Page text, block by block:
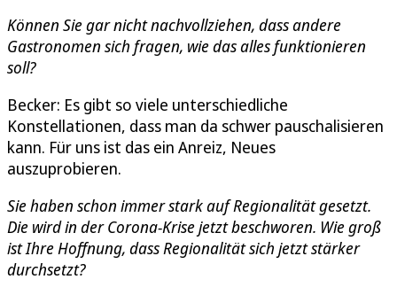
Können Sie gar nicht nachvollziehen, dass andere
Gastronomen sich fragen, wie das alles funktionieren
soll?
Becker: Es gibt so viele unterschiedliche
Konstellationen, dass man da schwer pauschalisieren
kann. Für uns ist das ein Anreiz, Neues
auszuprobieren.
Sie haben schon immer stark auf Regionalität gesetzt.
Die wird in der Corona-Krise jetzt beschworen. Wie groß
ist Ihre Hoffnung, dass Regionalität sich jetzt stärker
durchsetzt?